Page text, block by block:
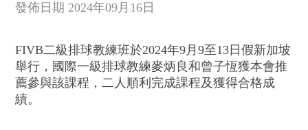
發佈日期 2024年09月16日
FIVB二級排球教練班於2024年9月9至13日假新加坡
舉行，國際一級排球教練麥炳良和曾子恆獲本會推
薦參與該課程，二人順利完成課程及獲得合格成
績。